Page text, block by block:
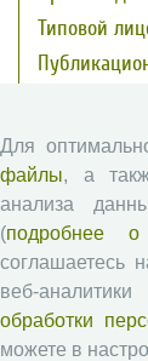
Типовой
Авторские
Памятка
Положение
Форма
Для
файлы, а
анализа
(подробнее о
соглашаетесь
веб-
обработки
можете в